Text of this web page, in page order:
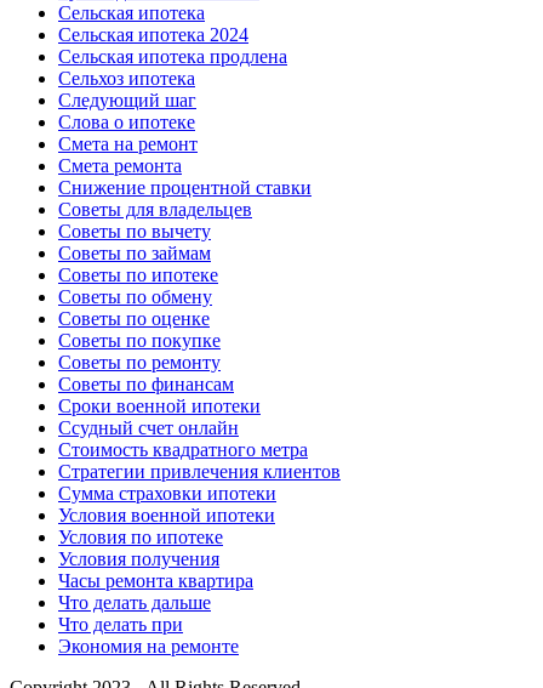
Сельская ипотека
Сельская ипотека 2024
Сельская ипотека продлена
Сельхоз ипотека
Следующий шаг
Слова о ипотеке
Смета на ремонт
Смета ремонта
Снижение процентной ставки
Советы для владельцев
Советы по вычету
Советы по займам
Советы по ипотеке
Советы по обмену
Советы по оценке
Советы по покупке
Советы по ремонту
Советы по финансам
Сроки военной ипотеки
Ссудный счет онлайн
Стоимость квадратного метра
Стратегии привлечения клиентов
Сумма страховки ипотеки
Условия военной ипотеки
Условия по ипотеке
Условия получения
Часы ремонта квартира
Что делать дальше
Что делать при
Экономия на ремонте